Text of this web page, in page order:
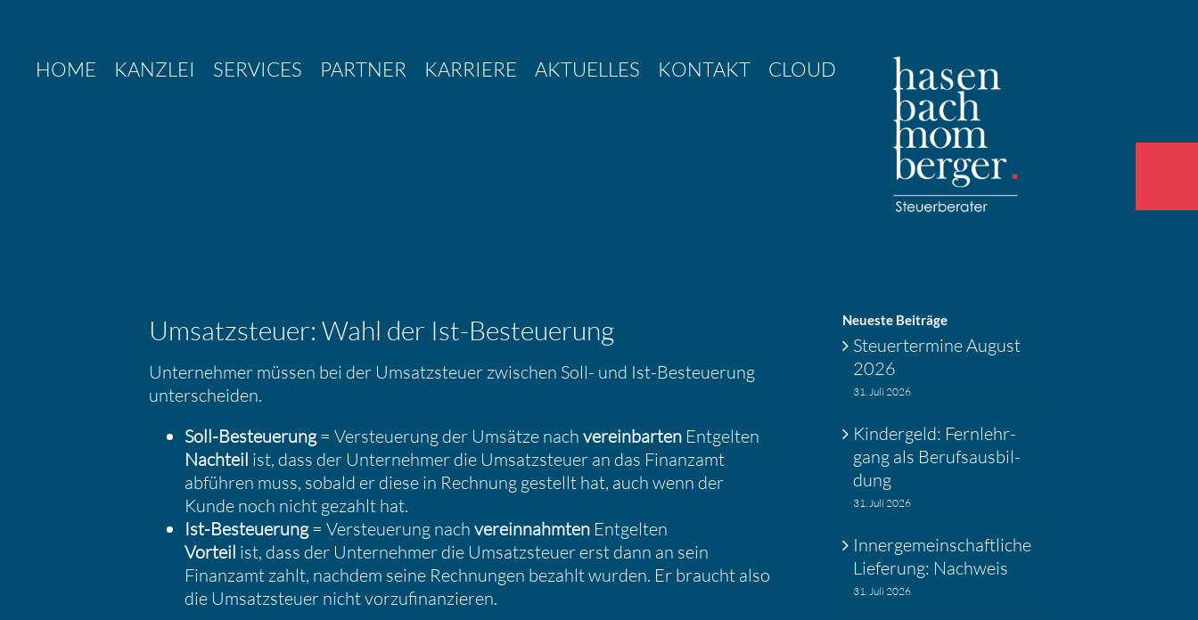
springenHOME KANZLEI SERVICES PARTNER KARRIERE AKTUELLES KONTAKT CLOUD
Umsatz­steuer: Wahl der Ist-Besteue­rung
Unter­nehmer müssen bei der Umsatz­steuer zwischen Soll- und Ist-Besteue­rung
unter­scheiden.
Soll-Besteue­rung= Versteue­rung der Umsätze nach verein­barten Entgelten
Nachteil ist, dass der Unter­nehmer die Umsatz­steuer an das Finanzamt
abführen muss, sobald er diese in Rechnung gestellt hat, auch wenn der
Kunde noch nicht gezahlt hat.
Ist-Besteue­rung= Versteue­rung nach verein­nahmten Entgelten
Vorteil ist, dass der Unter­nehmer die Umsatz­steuer erst dann an sein
Finanzamt zahlt, nachdem seine Rechnungen bezahlt wurden. Er braucht also
die Umsatz­steuer nicht vorzu­fi­nan­zieren.
Neueste Beiträge
Steuer­ter­mine August
2026
31. Juli 2026
Kinder­geld: Fernlehr­
gang als Berufs­aus­bil­
dung
31. Juli 2026
Inner­ge­mein­schaft­liche
Liefe­rung: Nachweis
31. Juli 2026